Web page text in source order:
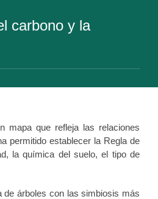
carbono y la
mapa que refleja las relaciones
permitido establecer la Regla de
la química del suelo, el tipo de
de árboles con las simbiosis más